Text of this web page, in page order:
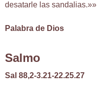
desatarle las sandalias.»»
Palabra de Dios
Salmo
Sal 88,2-3.21-22.25.27